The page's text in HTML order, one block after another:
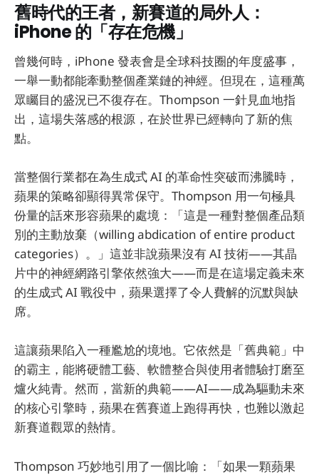
舊時代的王者，新賽道的局外人：
iPhone 的「存在危機」
曾幾何時，iPhone 發表會是全球科技圈的年度盛事，
一舉一動都能牽動整個產業鏈的神經。但現在，這種萬
眾矚目的盛況已不復存在。Thompson 一針見血地指
出，這場失落感的根源，在於世界已經轉向了新的焦
點。
當整個行業都在為生成式 AI 的革命性突破而沸騰時，
蘋果的策略卻顯得異常保守。Thompson 用一句極具
份量的話來形容蘋果的處境：「這是一種對整個產品類
別的主動放棄（willing abdication of entire product
categories）。」這並非說蘋果沒有 AI 技術——其晶
片中的神經網路引擎依然強大——而是在這場定義未來
的生成式 AI 戰役中，蘋果選擇了令人費解的沉默與缺
席。
這讓蘋果陷入一種尷尬的境地。它依然是「舊典範」中
的霸主，能將硬體工藝、軟體整合與使用者體驗打磨至
爐火純青。然而，當新的典範——AI——成為驅動未來
的核心引擎時，蘋果在舊賽道上跑得再快，也難以激起
新賽道觀眾的熱情。
Thompson 巧妙地引用了一個比喻：「如果一顆蘋果